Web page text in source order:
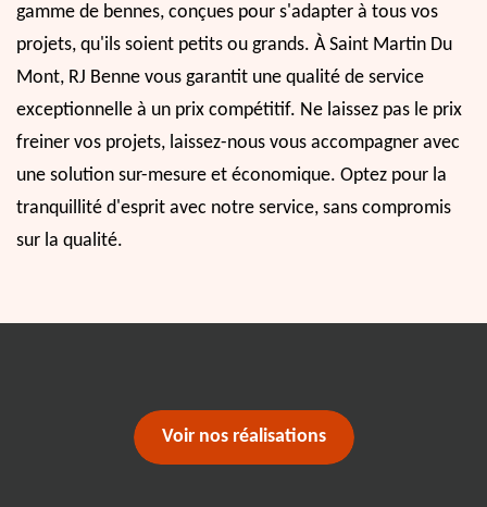
gamme de bennes, conçues pour s'adapter à tous vos
projets, qu'ils soient petits ou grands. À Saint Martin Du
Mont, RJ Benne vous garantit une qualité de service
exceptionnelle à un prix compétitif. Ne laissez pas le prix
freiner vos projets, laissez-nous vous accompagner avec
une solution sur-mesure et économique. Optez pour la
tranquillité d'esprit avec notre service, sans compromis
sur la qualité.
Voir nos réalisations